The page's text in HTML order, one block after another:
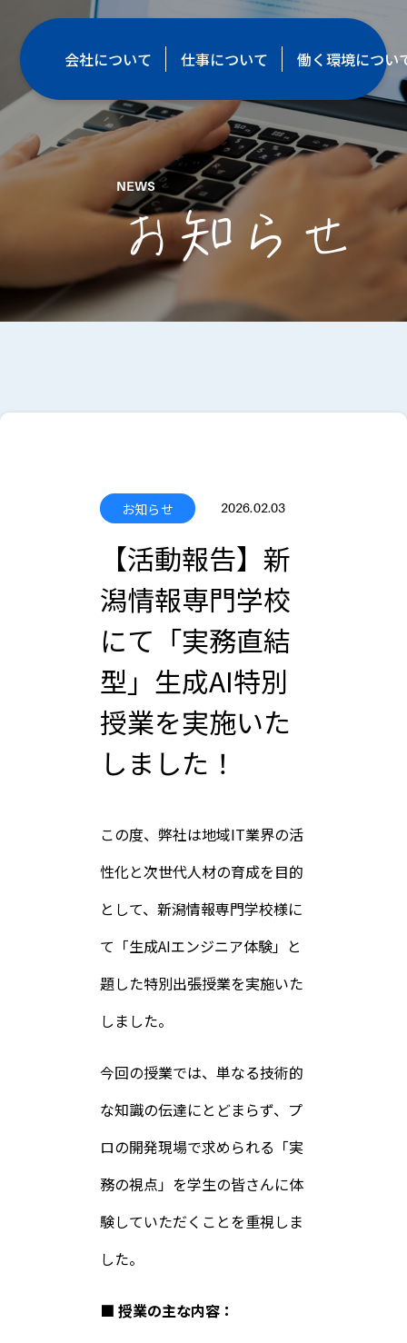
会社について 仕事について 働く環境につい
NEWS
お知らせ
お知らせ 2026.02.03
【活動報告】新
潟情報専門学校
にて「実務直結
型」生成AI特別
授業を実施いた
しました！
この度、弊社は地域IT業界の活
性化と次世代人材の育成を目的
として、新潟情報専門学校様に
て「生成AIエンジニア体験」と
題した特別出張授業を実施いた
しました。
今回の授業では、単なる技術的
な知識の伝達にとどまらず、プ
ロの開発現場で求められる「実
務の視点」を学生の皆さんに体
験していただくことを重視しま
した。
■ 授業の主な内容：